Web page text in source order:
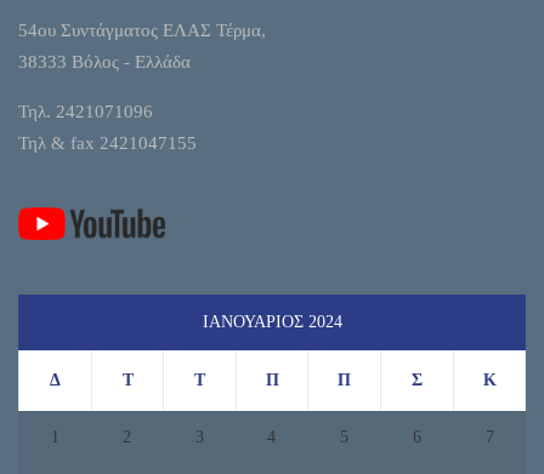
54ου Συντάγματος ΕΛΑΣ Τέρμα,
38333 Βόλος - Ελλάδα
Τηλ. 2421071096
Τηλ & fax 2421047155
ΙΑΝΟΥΆΡΙΟΣ 2024
Δ Τ Τ Π Π Σ Κ
1 2 3 4 5 6 7